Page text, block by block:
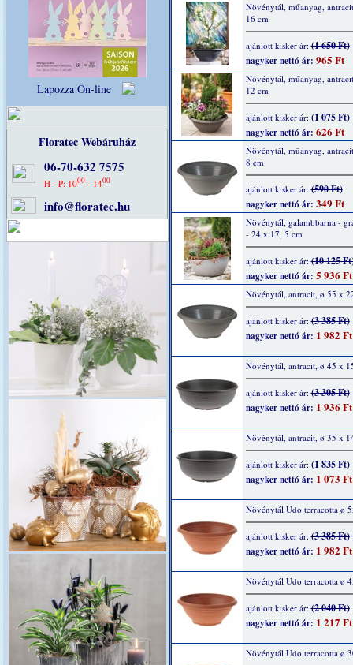
Lapozza On-line
Floratec Webáruház
06-70-632 7575
H - P: 1000 - 1400
info@floratec.hu
Növénytál, műanyag,
16 cm
ajánlott kisker ár:(1 650 Ft)
nagyker nettó ár: 965 Ft
Növénytál, műanyag,
12 cm
ajánlott kisker ár:(1 075 Ft)
nagyker nettó ár: 626 Ft
Növénytál, műanyag,
8 cm
ajánlott kisker ár:(590 Ft)
nagyker nettó ár: 349 Ft
Növénytál, galambbarna -
- 24 x 17, 5 cm
ajánlott kisker ár:(10 125
nagyker nettó ár: 5 936 Ft
Növénytál, antracit, ø 55 x
ajánlott kisker ár:(3 385 Ft)
nagyker nettó ár: 1 982 Ft
Növénytál, antracit, ø 45 x
ajánlott kisker ár:(3 305 Ft)
nagyker nettó ár: 1 936 Ft
Növénytál, antracit, ø 35 x
ajánlott kisker ár:(1 835 Ft)
nagyker nettó ár: 1 073 Ft
Növénytál Udo terracotta ø
ajánlott kisker ár:(3 385 Ft)
nagyker nettó ár: 1 982 Ft
Növénytál Udo terracotta ø
ajánlott kisker ár:(2 040 Ft)
nagyker nettó ár: 1 217 Ft
Növénytál Udo terracotta ø